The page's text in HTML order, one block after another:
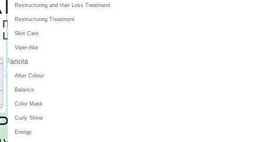
Restructuring and Hair Loss Treatment
Restructuring Treatment
Skin Care
Viper-Ake
Fanola
After Colour
Balance
Color Mask
Curly Shine
Energy